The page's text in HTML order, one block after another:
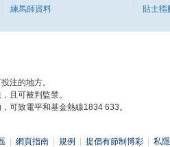
練馬師資料
貼士指
注的地方。
且可被判監禁。
可致電平和基金熱線1834 633。
網頁指南 規例 提倡有節制博彩 私